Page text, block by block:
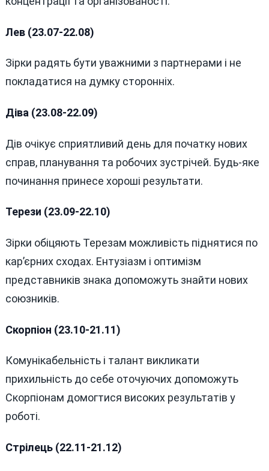
Лев (23.07-22.08)
Зірки радять бути уважними з партнерами і не
покладатися на думку сторонніх.
Діва (23.08-22.09)
Дів очікує сприятливий день для початку нових
справ, планування та робочих зустрічей. Будь-яке
починання принесе хороші результати.
Терези (23.09-22.10)
Зірки обіцяють Терезам можливість піднятися по
кар’єрних сходах. Ентузіазм і оптимізм
представників знака допоможуть знайти нових
союзників.
Скорпіон (23.10-21.11)
Комунікабельність і талант викликати
прихильність до себе оточуючих допоможуть
Скорпіонам домогтися високих результатів у
роботі.
Стрілець (22.11-21.12)